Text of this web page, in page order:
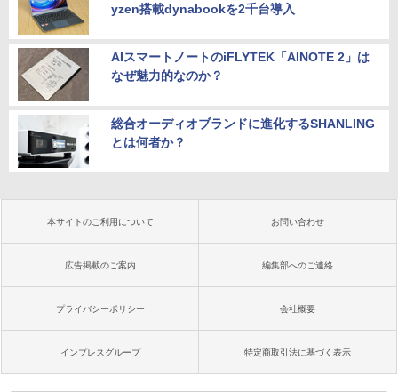
yzen搭載dynabookを2千台導入
AIスマートノートのiFLYTEK「AINOTE 2」は
なぜ魅力的なのか？
総合オーディオブランドに進化するSHANLING
とは何者か？
本サイトのご利用について お問い合わせ
広告掲載のご案内 編集部へのご連絡
プライバシーポリシー 会社概要
インプレスグループ 特定商取引法に基づく表示